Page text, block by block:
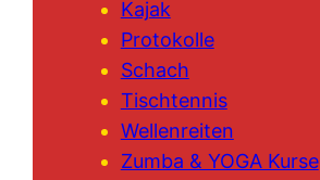
Kajak
Protokolle
Schach
Tischtennis
Wellenreiten
Zumba & YOGA Kurse